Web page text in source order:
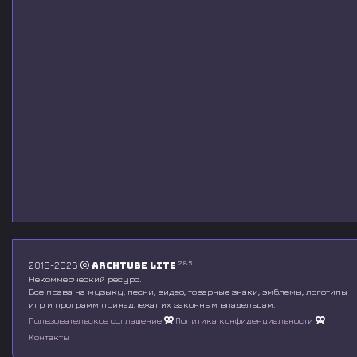
2018-2026 Archtube Lite 2.8.5
Некоммерческий ресурс.
Все права на музыку, песни, видео, товарные знаки, эмблемы, логотипы
игр и программ принадлежат их законным владельцам.
Пользовательское соглашение
Политика конфиденциальности
Контакты